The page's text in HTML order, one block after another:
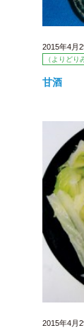
2015年4月
（よりどり
甘酒
2015年4月